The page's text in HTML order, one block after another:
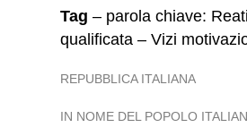
Tag – parola chiave:
qualificata – Vizi
REPUBBLICA ITALIANA
IN NOME DEL POPOLO